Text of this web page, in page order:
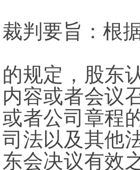
裁判要旨：根
的规定，股东
内容或者会议
或者公司章程
司法以及其他
东会决议有效